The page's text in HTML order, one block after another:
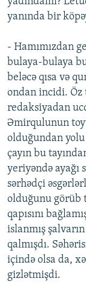
yanında bir
- Hamımızdan
bulaya-bulaya
beləcə qısa və
ondan incidi. Öz
redaksiyadan
Əmirqulunun
olduğundan yolu
çayın bu
yeriyəndə ayağı
sərhədçi
olduğunu görüb
qapısını
islanmış
qalmışdı.
içində olsa da,
gizlətmişdi.